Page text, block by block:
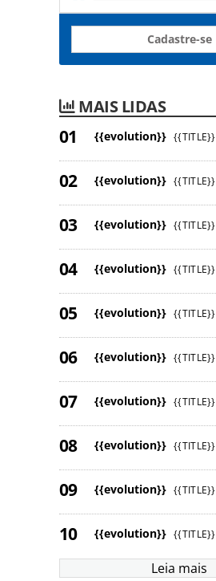
Cadastre-se
MAIS LIDAS
{{evolution}} {{TITLE}}
{{evolution}} {{TITLE}}
{{evolution}} {{TITLE}}
{{evolution}} {{TITLE}}
{{evolution}} {{TITLE}}
{{evolution}} {{TITLE}}
{{evolution}} {{TITLE}}
{{evolution}} {{TITLE}}
{{evolution}} {{TITLE}}
{{evolution}} {{TITLE}}
Leia mais